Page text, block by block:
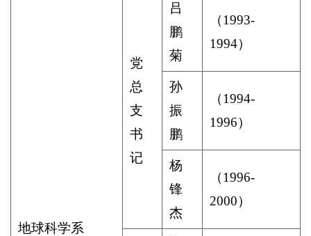
地球科学系
党
总
支
书
记
吕
鹏
菊
（1993-
1994）
孙
振
鹏
（1994-
1996）
杨
锋
杰
（1996-
2000）